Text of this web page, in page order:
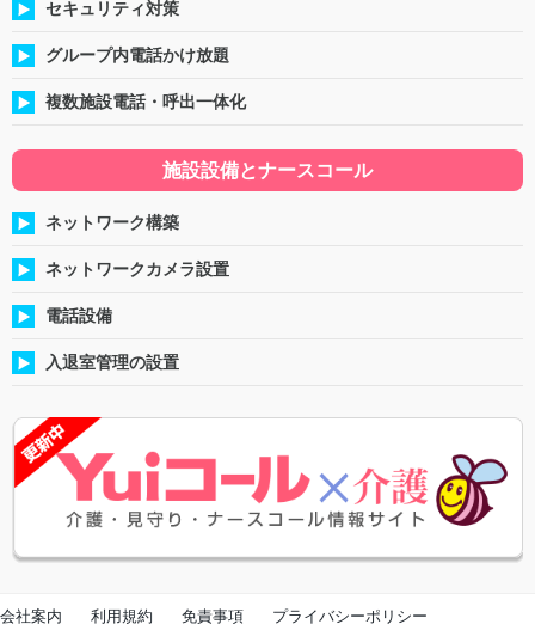
セキュリティ対策
グループ内電話かけ放題
複数施設電話・呼出一体化
施設設備とナースコール
ネットワーク構築
ネットワークカメラ設置
電話設備
入退室管理の設置
会社案内 利用規約 免責事項 プライバシーポリシー